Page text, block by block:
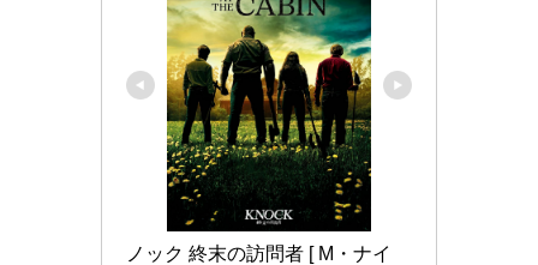
ノック 終末の訪問者 [ M・ナイ